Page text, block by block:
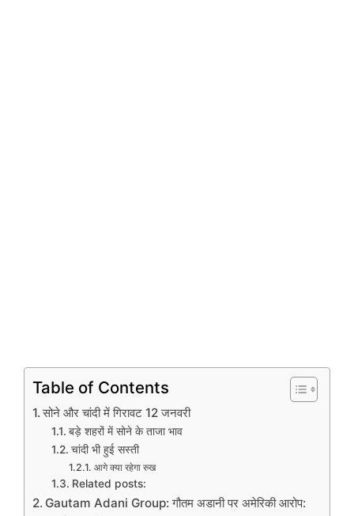
Table of Contents
सोने और चांदी में गिरावट 12 जनवरी
बड़े शहरों में सोने के ताजा भाव
चांदी भी हुई सस्ती
आगे क्या रहेगा रुख
Related posts:
Gautam Adani Group: गौतम अडानी पर अमेरिकी आरोप: